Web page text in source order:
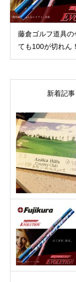
藤倉ゴルフ道具の
ても100が切れん
新着記事